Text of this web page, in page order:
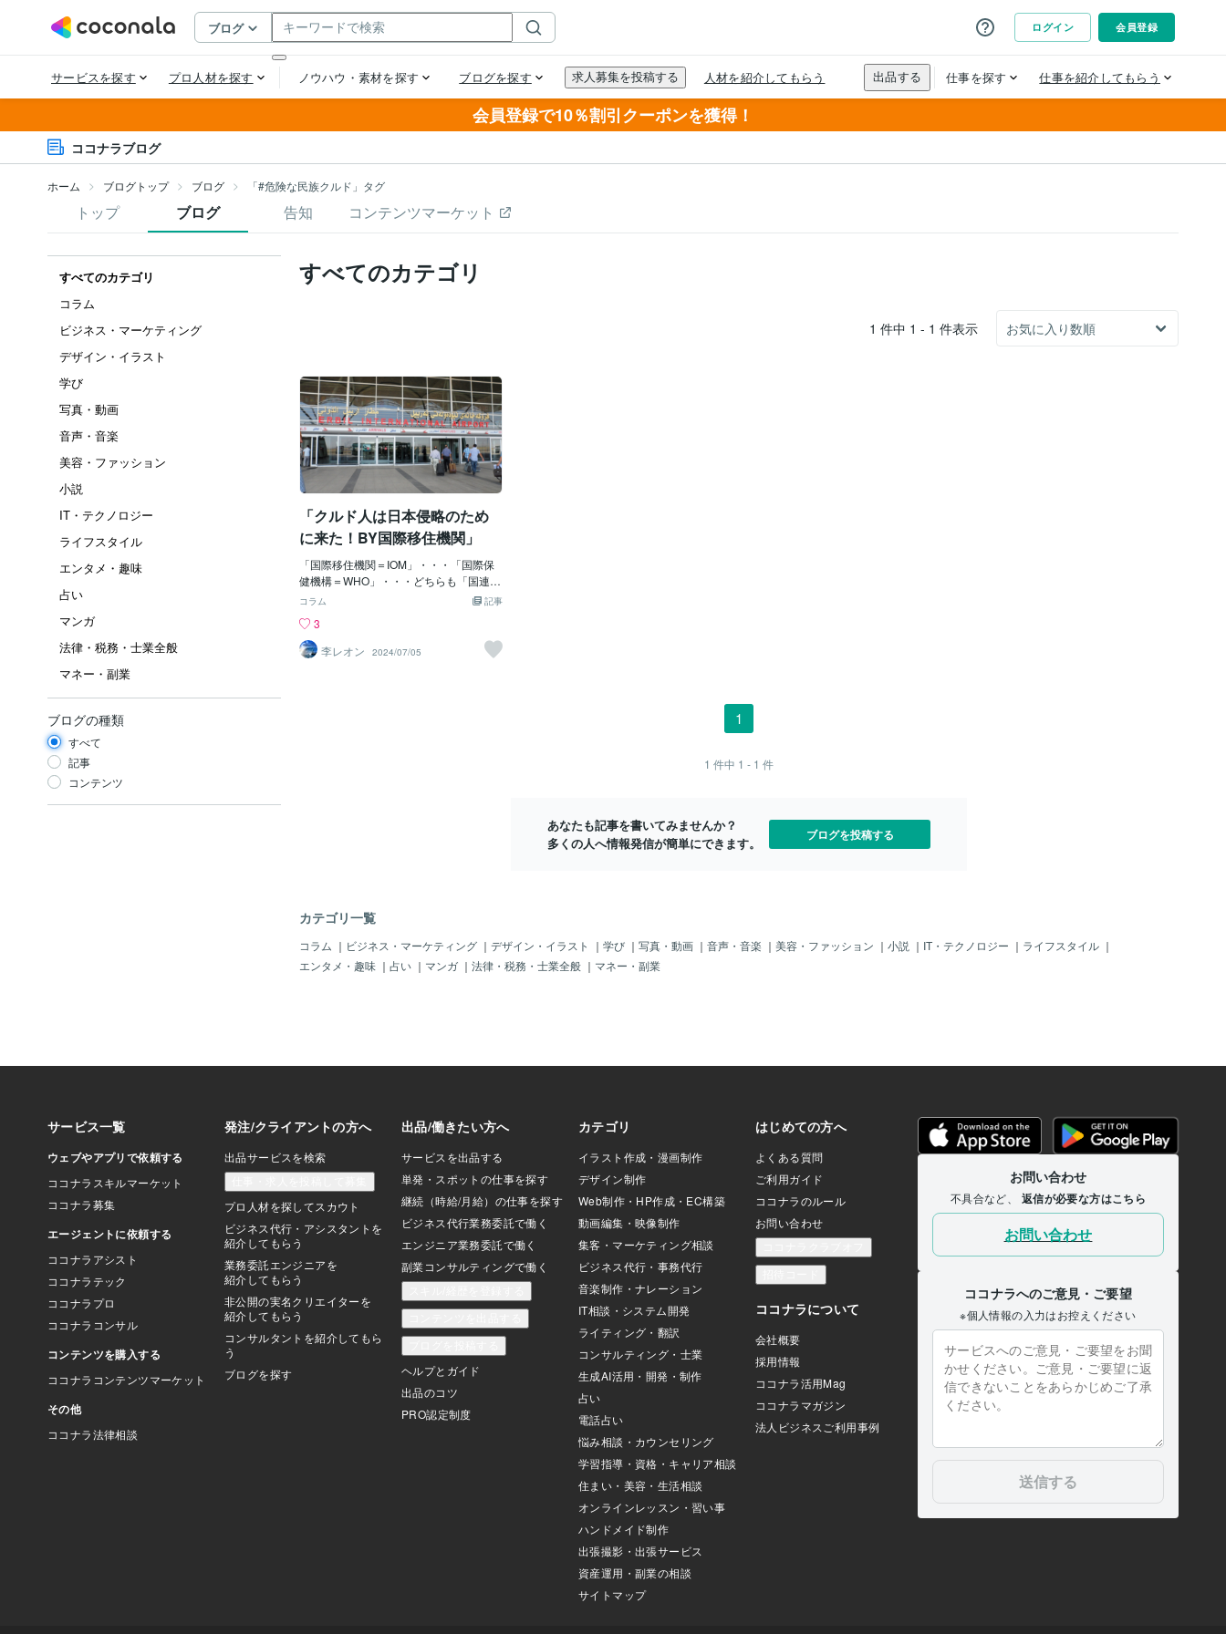
会員登録で10％割引クーポンを獲得！
ココナラブログ
ホーム ブログトップ ブログ 「#危険な民族クルド」タグ
トップ ブログ 告知 コンテンツマーケット
すべてのカテゴリ
コラム
ビジネス・マーケティング
デザイン・イラスト
学び
写真・動画
音声・音楽
美容・ファッション
小説
IT・テクノロジー
ライフスタイル
エンタメ・趣味
占い
マンガ
法律・税務・士業全般
マネー・副業
ブログの種類
すべて
記事
コンテンツ
すべてのカテゴリ
1 件中 1 - 1 件表示
「クルド人は日本侵略のため
に来た！BY国際移住機関」
「国際移住機関＝IOM」・・・「国際保
健機構＝WHO」・・・どちらも「国連＝
UN」支配下の組織じゃ。そもそも「国
D NATIONS」じゃね。「第二次大戦
後」の「世界の平和・安全・経済・社
会・文化を維持、守るための国際機関」
いる日本人」が多いのじゃ。この情報は
「日本の抗議集会を取材に来た外国人ジ
ャーナリスト」の情報じゃ。＾＾まあ、
言われなくても前からすでに「異常」で
しょ？！何で「トルコ国籍」の「素性も
大統領＝エルドアン」が「あるヨーロッ
パ政府に逃げ込んだ、クルド反政府組織
の犯罪者の引き渡しを要求」したのじ
ゃ。それが一応合意して～、その欧州の
国家は「NATO＝北大
記事
コラム
3
李レオン
2024/07/05
1
1 件中 1 - 1 件
あなたも記事を書いてみませんか？
多くの人へ情報発信が簡単にできます。
ブログを投稿する
カテゴリ一覧
コラム ｜ ビジネス・マーケティング ｜ デザイン・イラスト ｜ 学び ｜ 写真・動画 ｜ 音声・音楽 ｜ 美容・ファッション ｜ 小説 ｜ IT・テクノロジー ｜ ライフスタイル ｜
エンタメ・趣味 ｜ 占い ｜ マンガ ｜ 法律・税務・士業全般 ｜ マネー・副業